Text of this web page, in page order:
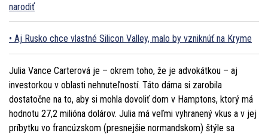
narodiť
Aj Rusko chce vlastné Silicon Valley, malo by vzniknúť na Kryme
Julia Vance Carterová je – okrem toho, že je advokátkou – aj
investorkou v oblasti nehnuteľností. Táto dáma si zarobila
dostatočne na to, aby si mohla dovoliť dom v Hamptons, ktorý má
hodnotu 27,2 milióna dolárov. Julia má veľmi vyhranený vkus a v jej
príbytku vo francúzskom (presnejšie normandskom) štýle sa